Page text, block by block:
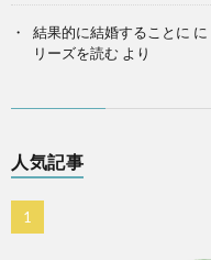
結果的に結婚することに に
リーズを読む より
人気記事